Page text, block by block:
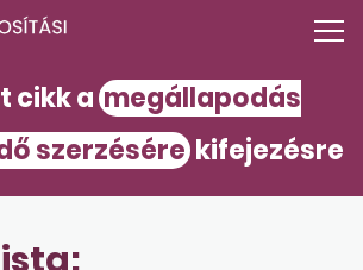
cikk a megállapodás
szerzésére kifejezésre